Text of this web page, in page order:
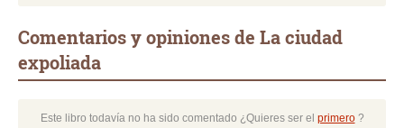
Comentarios y opiniones de La ciudad
expoliada
Este libro todavía no ha sido comentado ¿Quieres ser el primero?